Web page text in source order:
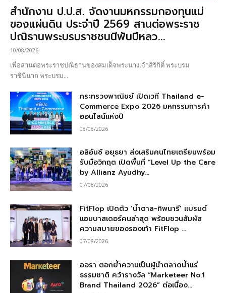
สำนักงาน ป.ป.ส. จัดงานมหกรรมกองทุนแม่
ของแผ่นดิน ประจำปี 2569 สานต่อพระราช
ปณิธานพระบรมราชชนนีพันปีหลว...
10/08/2026
เพื่อสานต่อพระราชปณิธานของสมเด็จพระนางเจ้าสิริกิติ์ พระบรม
ราชินีนาถ พระบรม...
กระทรวงพาณิชย์ เปิดเวที Thailand e-
Commerce Expo 2026 มหกรรมการค้า
ออนไลน์แห่งปี
08/08/2026
อลิอันซ์ อยุธยา ส่งเสริมคนไทยเตรียมพร้อม
รับมือวิกฤต เปิดพื้นที่ “Level Up the Care
by Allianz Ayudhy...
07/08/2026
FitFlop เปิดตัว ‘น้ำตาล-ทิพนารี’ แบรนด์
แอมบาสเดอร์คนล่าสุด พร้อมชวนสัมผัส
ความสบายของรองเท้า FitFlop ...
07/08/2026
ออรา ตอกย้ำความเป็นผู้นำตลาดน้ำแร่
ธรรมชาติ คว้ารางวัล “Marketeer No.1
Brand Thailand 2026” ต่อเนื่อง...